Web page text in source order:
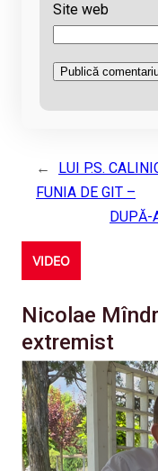
Site web
←
LUI P.S.
FUNIA DE GIT –
DUPĂ-
VIDEO
Nicolae
extremist